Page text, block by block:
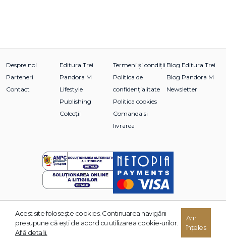
Despre noi
Parteneri
Contact
Editura Trei
Pandora M
Lifestyle
Publishing
Colecții
Termeni și condiții
Politica de
confidențialitate
Politica cookies
Comanda si
livrarea
Blog Editura Trei
Blog Pandora M
Newsletter
© 2026 Grupul Editorial TREI. Toate drepturile rezervate.
Acest site foloseşte cookies. Continuarea navigării
presupune că eşti de acord cu utilizarea cookie-urilor.
Află detalii.
Am
înțeles